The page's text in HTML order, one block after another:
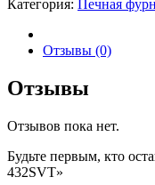
поддувальная
432SVT
Категория: Печная
Отзывы (0)
Отзывы
Отзывов пока нет.
Будьте первым, кто
432SVT»